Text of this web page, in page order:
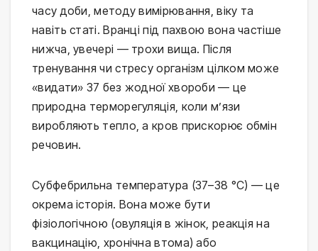
часу доби, методу вимірювання, віку та
навіть статі. Вранці під пахвою вона частіше
нижча, увечері — трохи вища. Після
тренування чи стресу організм цілком може
«видати» 37 без жодної хвороби — це
природна терморегуляція, коли м’язи
виробляють тепло, а кров прискорює обмін
речовин.
Субфебрильна температура (37–38 °C) — це
окрема історія. Вона може бути
фізіологічною (овуляція в жінок, реакція на
вакцинацію, хронічна втома) або